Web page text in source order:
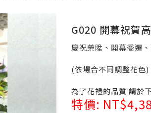
G020 開幕祝賀
慶祝榮陞、開幕喬遷
(依場合不同調整花色)
為了花禮的品質 請於
特價: